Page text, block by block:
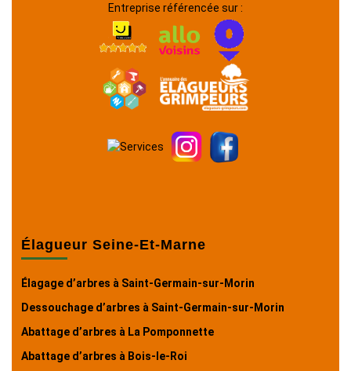
Entreprise référencée sur :
Élagueur Seine-Et-Marne
Élagage d’arbres à Saint-Germain-sur-Morin
Dessouchage d’arbres à Saint-Germain-sur-Morin
Abattage d’arbres à La Pomponnette
Abattage d’arbres à Bois-le-Roi